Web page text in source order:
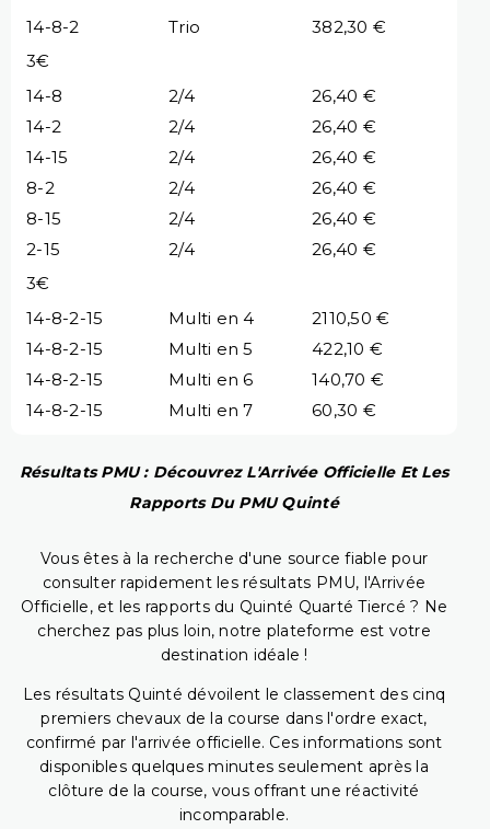
14-8-2
Trio
382,30 €
3€
14-8
2/4
26,40 €
14-2
2/4
26,40 €
14-15
2/4
26,40 €
8-2
2/4
26,40 €
8-15
2/4
26,40 €
2-15
2/4
26,40 €
3€
14-8-2-15
Multi en 4
2110,50 €
14-8-2-15
Multi en 5
422,10 €
14-8-2-15
Multi en 6
140,70 €
14-8-2-15
Multi en 7 60,30 €
Résultats PMU : Découvrez L'Arrivée Officielle Et Les
Rapports Du PMU Quinté
Vous êtes à la recherche d'une source fiable pour
consulter rapidement les résultats PMU, l'Arrivée
Officielle, et les rapports du Quinté Quarté Tiercé ? Ne
cherchez pas plus loin, notre plateforme est votre
destination idéale !
Les résultats Quinté dévoilent le classement des cinq
premiers chevaux de la course dans l'ordre exact,
confirmé par l'arrivée officielle. Ces informations sont
disponibles quelques minutes seulement après la
clôture de la course, vous offrant une réactivité
incomparable.